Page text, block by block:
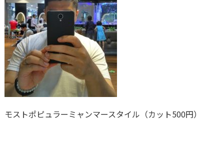
モストポピュラーミャンマースタイル（カット500円）